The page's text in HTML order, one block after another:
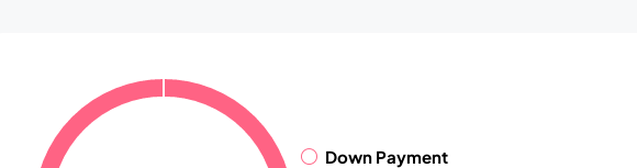
Down Payment